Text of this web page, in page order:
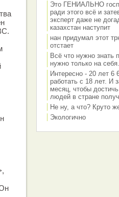
Это ГЕНИАЛЬНО
ради этого всё и
эксперт даже не
казахстан наступит
нан придумал этот
отстает
Всё что нужно знать
нужно только на
Интересно - 20 лет 6
работать с 18 лет. И
месяц, чтобы
людей в стране
Не ну, а что? Круто
Экологично